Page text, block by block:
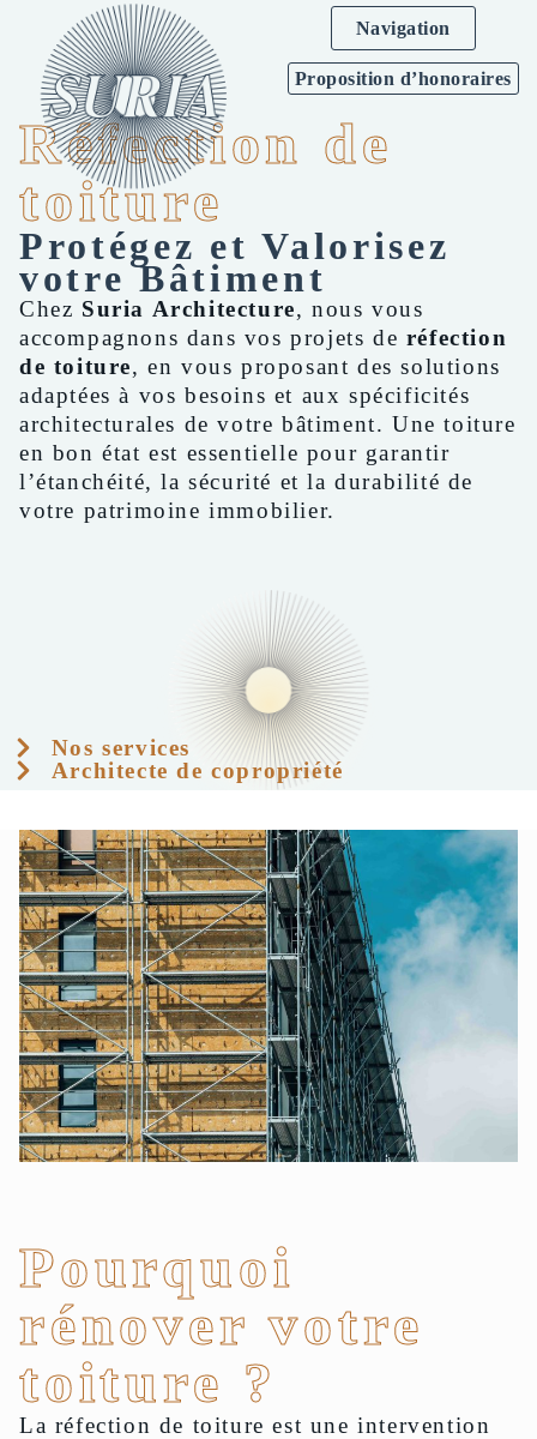
Navigation
Proposition d’honoraires
Réfection de
toiture
Protégez et Valorisez
votre Bâtiment
Chez Suria Architecture, nous vous
accompagnons dans vos projets de réfection
de toiture, en vous proposant des solutions
adaptées à vos besoins et aux spécificités
architecturales de votre bâtiment. Une toiture
en bon état est essentielle pour garantir
l’étanchéité, la sécurité et la durabilité de
votre patrimoine immobilier.
Nos services
Architecte de copropriété
Pourquoi
rénover votre
toiture ?
La réfection de toiture est une intervention